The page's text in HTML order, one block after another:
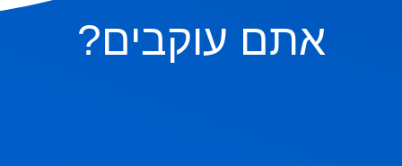
אתם עוקבים?